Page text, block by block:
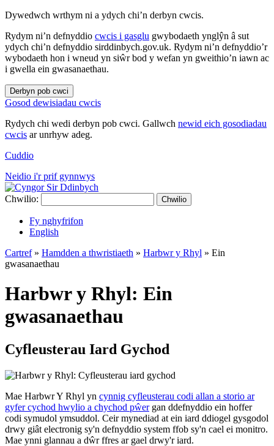
Dywedwch wrthym ni a ydych chi’n derbyn cwcis.
Rydym ni’n defnyddio cwcis i gasglu gwybodaeth ynglŷn â sut
ydych chi’n defnyddio sirddinbych.gov.uk. Rydym ni’n defnyddio’r
wybodaeth hon i wneud yn siŵr bod y wefan yn gweithio’n iawn ac
i gwella ein gwasanaethau.
Derbyn pob cwci
Gosod dewisiadau cwcis
Rydych chi wedi derbyn pob cwci. Gallwch newid eich gosodiadau
cwcis ar unrhyw adeg.
Cuddio
Neidio i'r prif gynnwys
Chwilio: Chwilio
Fy nghyfrifon
English
Cartref» Hamdden a thwristiaeth » Harbwr y Rhyl » Ein
gwasanaethau
Harbwr y Rhyl: Ein
gwasanaethau
Cyfleusterau Iard Gychod
Mae Harbwr Y Rhyl yn cynnig cyfleusterau codi allan a storio ar
gyfer cychod hwylio a chychod pŵergan ddefnyddio ein hoffer
codi symudol ymsuddol. Ceir mynediad at ein iard ddiogel gysgodol
drwy giât electronig sy'n defnyddio system ffob sy'n cael ei monitro.
Mae ynni glannau a dŵr ffres ar gael drwy'r iard.